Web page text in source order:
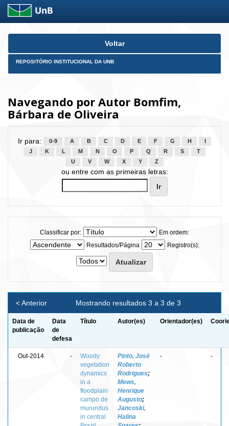
Skip
Voltar
REPOSITÓRIO INSTITUCIONAL DA UNB
Navegando por Autor Bomfim,
Bárbara de Oliveira
Ir para: 0-9 A B C D E F G H
J
K L M N O P Q R S
T
U
V W X Y Z
ou entre com as primeiras letras:
Classificar por:
Em ordem:
Resultados/Página
Registro(s):
Mostrando resultados 3 a 3 de 3
< Anterior
Data de
publicação
Data
de
defesa
Título Autor(es) Orientador(es)
Out-2014 -
Woody
vegetation
dynamics
in a
floodplain
campo de
murundus
in central
Pinto, José
Roberto
Rodrigues;
Mews,
Henrique
Augusto;
Jancoski,
Halina
- -